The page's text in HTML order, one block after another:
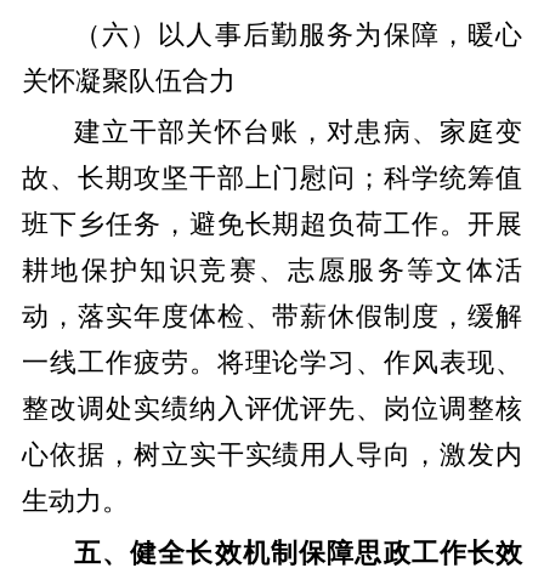
（六）以人事后勤服务为保障，暖心
关怀凝聚队伍合力
建立干部关怀台账，对患病、家庭变
故、长期攻坚干部上门慰问；科学统筹值
班下乡任务，避免长期超负荷工作。开展
耕地保护知识竞赛、志愿服务等文体活
动，落实年度体检、带薪休假制度，缓解
一线工作疲劳。将理论学习、作风表现、
整改调处实绩纳入评优评先、岗位调整核
心依据，树立实干实绩用人导向，激发内
生动力。
五、健全长效机制保障思政工作长效